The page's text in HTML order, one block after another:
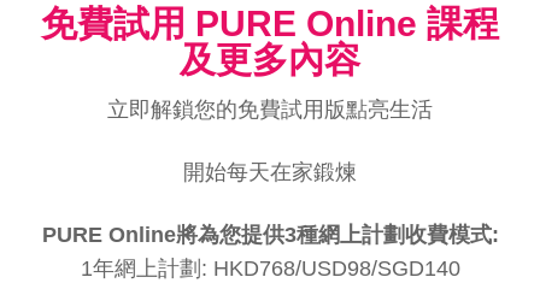
免費試用 PURE Online 課程
及更多內容
立即解鎖您的免費試用版點亮生活
開始每天在家鍛煉
PURE Online將為您提供3種網上計劃收費模式:
1年網上計劃: HKD768/USD98/SGD140